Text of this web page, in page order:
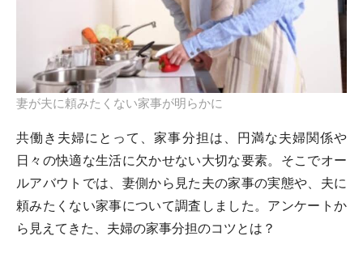
妻が夫に頼みたくない家事が明らかに
共働き夫婦にとって、家事分担は、円満な夫婦関係や
日々の快適な生活に欠かせない大切な要素。そこでオー
ルアバウトでは、妻側から見た夫の家事の実態や、夫に
頼みたくない家事について調査しました。アンケートか
ら見えてきた、夫婦の家事分担のコツとは？